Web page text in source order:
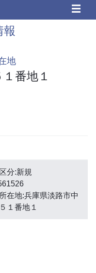
☰
報
地
番地１
分:新規
在地:兵庫県淡路市中
１番地１